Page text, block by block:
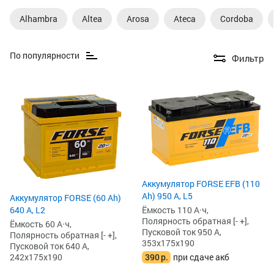
Alhambra Altea Arosa Ateca Cordoba
По популярности Фильтр
Аккумулятор FORSE (60 Ah)
640 А, L2
Ёмкость 60 А·ч,
Полярность обратная [- +],
Пусковой ток 640 А,
242x175x190
Аккумулятор FORSE EFB (110
Ah) 950 А, L5
Ёмкость 110 А·ч,
Полярность обратная [- +],
Пусковой ток 950 А,
353x175x190
390р. при сдаче акб